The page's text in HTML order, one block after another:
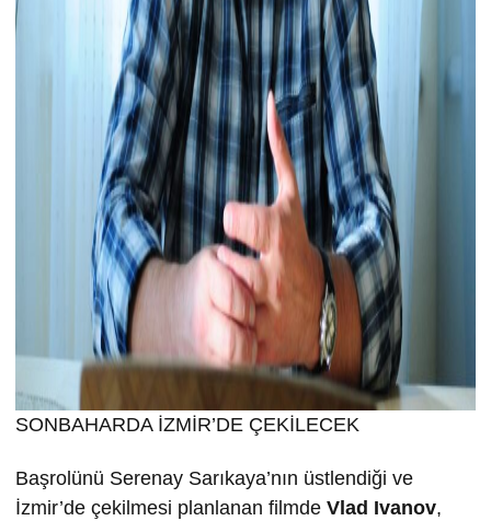
SONBAHARDA İZMİR’DE ÇEKİLECEK
Başrolünü Serenay Sarıkaya’nın üstlendiği ve
İzmir’de çekilmesi planlanan filmde Vlad Ivanov,